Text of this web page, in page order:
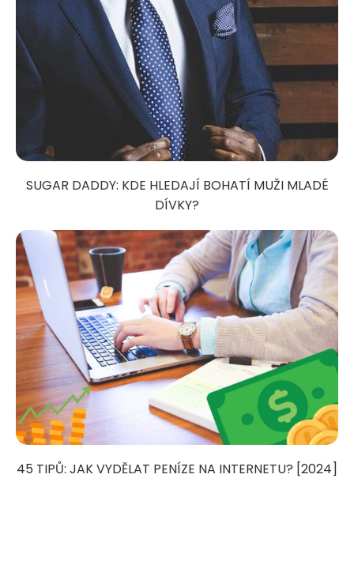
SUGAR DADDY: KDE HLEDAJÍ BOHATÍ MUŽI MLADÉ
DÍVKY?
45 TIPŮ: JAK VYDĚLAT PENÍZE NA INTERNETU? [2024]